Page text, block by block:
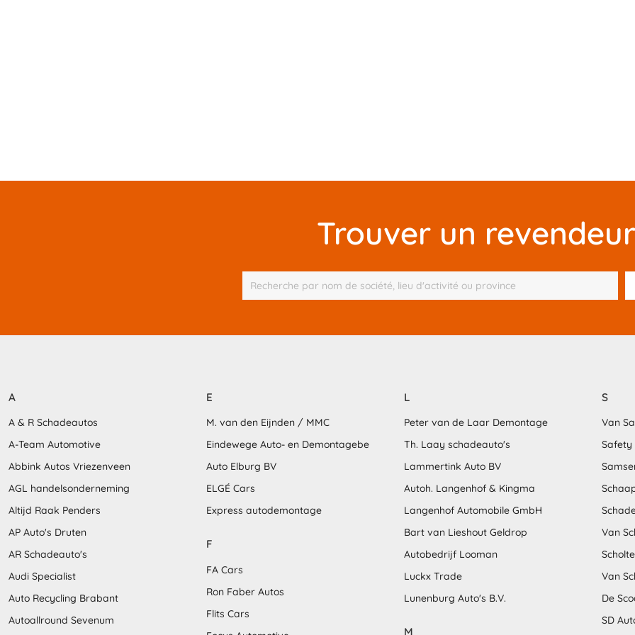
Trouver un revendeur
A
A & R Schadeautos
A-Team Automotive
Abbink Autos Vriezenveen
AGL handelsonderneming
Altijd Raak Penders
AP Auto's Druten
AR Schadeauto's
Audi Specialist
Auto Recycling Brabant
Autoallround Sevenum
E
M. van den Eijnden / MMC
Eindewege Auto- en Demontagebe
Auto Elburg BV
ELGÉ Cars
Express autodemontage
F
FA Cars
Ron Faber Autos
Flits Cars
L
Peter van de Laar Demontage
Th. Laay schadeauto's
Lammertink Auto BV
Autoh. Langenhof & Kingma
Langenhof Automobile GmbH
Bart van Lieshout Geldrop
Autobedrijf Looman
Luckx Trade
Lunenburg Auto's B.V.
M
S
Van
Safety
Van
Van
De
SD